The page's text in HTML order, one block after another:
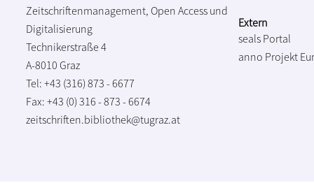
Zeitschriftenmanagement, Open Access und
Digitalisierung
Technikerstraße 4
A-8010 Graz
Tel: +43 (316) 873 - 6677
Fax: +43 (0) 316 - 873 - 6674
zeitschriften.bibliothek@tugraz.at
Extern
seals Portal
anno Projekt